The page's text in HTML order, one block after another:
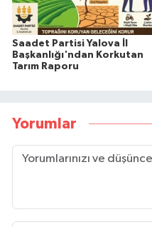
Saadet Partisi Yalova İl
Başkanlığı'ndan Korkutan
Tarım Raporu
Yorumlar